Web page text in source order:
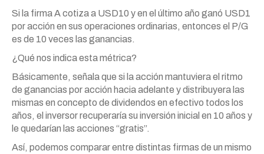
Si la firma A cotiza a USD10 y en el último año ganó USD1
por acción en sus operaciones ordinarias, entonces el P/G
es de 10 veces las ganancias.
¿Qué nos indica esta métrica?
Básicamente, señala que si la acción mantuviera el ritmo
de ganancias por acción hacia adelante y distribuyera las
mismas en concepto de dividendos en efectivo todos los
años, el inversor recuperaría su inversión inicial en 10 años y
le quedarían las acciones “gratis”.
Así, podemos comparar entre distintas firmas de un mismo